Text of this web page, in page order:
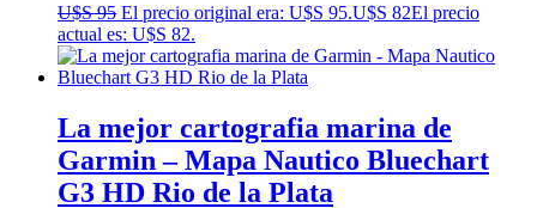
U$S95 El precio original era: U$S 95.U$S 82El precio
actual es: U$S 82.
La mejor cartografia marina de
Garmin – Mapa Nautico Bluechart
G3 HD Rio de la Plata